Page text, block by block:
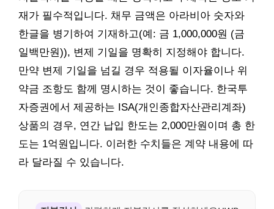
재가 필수적입니다. 채무 금액은 아라비아 숫자와
한글을 병기하여 기재하고(예: 금 1,000,000원 (금
일백만원)), 변제 기일을 명확히 지정해야 합니다.
만약 변제 기일을 넘길 경우 적용될 이자율이나 위
약금 조항도 함께 명시하는 것이 좋습니다. 한국투
자증권에서 제공하는 ISA(개인종합자산관리계좌)
상품의 경우, 연간 납입 한도는 2,000만원이며 총 한
도는 1억원입니다. 이러한 수치들은 계약 내용에 따
라 달라질 수 있습니다.